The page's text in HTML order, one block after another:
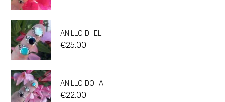
ANILLO DHELI
€25.00
ANILLO DOHA
€22.00